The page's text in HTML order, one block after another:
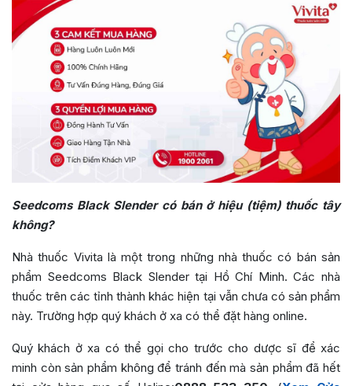
Seedcoms Black Slender có bán ở hiệu (tiệm) thuốc tây
không?
Nhà thuốc Vivita là một trong những nhà thuốc có bán sản
phẩm Seedcoms Black Slender tại Hồ Chí Minh. Các nhà
thuốc trên các tỉnh thành khác hiện tại vẫn chưa có sản phẩm
này. Trường hợp quý khách ở xa có thể đặt hàng online.
Quý khách ở xa có thể gọi cho trước cho dược sĩ để xác
minh còn sản phẩm không để tránh đến mà sản phẩm đã hết